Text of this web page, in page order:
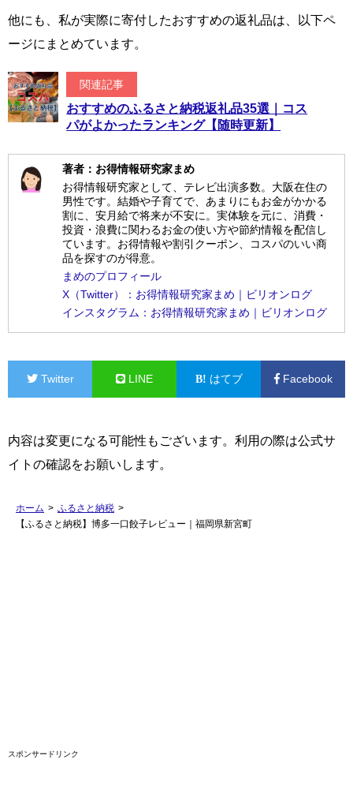
他にも、私が実際に寄付したおすすめの返礼品は、以下ペ
ージにまとめています。
関連記事
おすすめのふるさと納税返礼品35選｜コス
パがよかったランキング【随時更新】
著者：お得情報研究家まめ
お得情報研究家として、テレビ出演多数。大阪在住の
男性です。結婚や子育てで、あまりにもお金がかかる
割に、安月給で将来が不安に。実体験を元に、消費・
投資・浪費に関わるお金の使い方や節約情報を配信し
ています。お得情報や割引クーポン、コスパのいい商
品を探すのが得意。
まめのプロフィール
X（Twitter）：お得情報研究家まめ｜ビリオンログ
インスタグラム：お得情報研究家まめ｜ビリオンログ
Twitter LINE はてブ Facebook
内容は変更になる可能性もございます。利用の際は公式サ
イトの確認をお願いします。
ホーム > ふるさと納税 >
【ふるさと納税】博多一口餃子レビュー｜福岡県新宮町
スポンサードリンク